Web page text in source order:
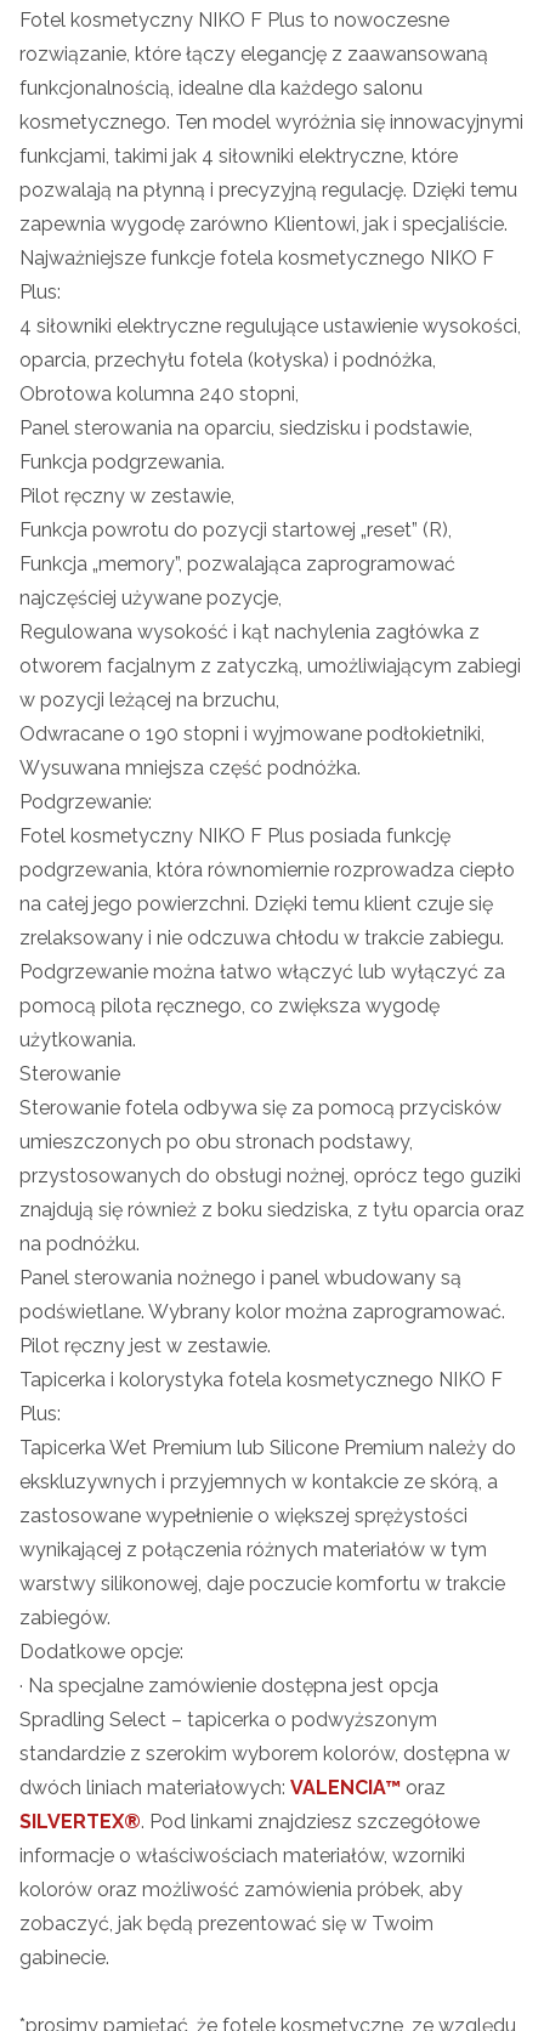
Fotel kosmetyczny NIKO F Plus to nowoczesne
rozwiązanie, które łączy elegancję z zaawansowaną
funkcjonalnością, idealne dla każdego salonu
kosmetycznego. Ten model wyróżnia się innowacyjnymi
funkcjami, takimi jak 4 siłowniki elektryczne, które
pozwalają na płynną i precyzyjną regulację. Dzięki temu
zapewnia wygodę zarówno Klientowi, jak i specjaliście.
Najważniejsze funkcje fotela kosmetycznego NIKO F
Plus:
4 siłowniki elektryczne regulujące ustawienie wysokości,
oparcia, przechyłu fotela (kołyska) i podnóżka,
Obrotowa kolumna 240 stopni,
Panel sterowania na oparciu, siedzisku i podstawie,
Funkcja podgrzewania.
Pilot ręczny w zestawie,
Funkcja powrotu do pozycji startowej „reset” (R),
Funkcja „memory”, pozwalająca zaprogramować
najczęściej używane pozycje,
Regulowana wysokość i kąt nachylenia zagłówka z
otworem facjalnym z zatyczką, umożliwiającym zabiegi
w pozycji leżącej na brzuchu,
Odwracane o 190 stopni i wyjmowane podłokietniki,
Wysuwana mniejsza część podnóżka.
Podgrzewanie:
Fotel kosmetyczny NIKO F Plus posiada funkcję
podgrzewania, która równomiernie rozprowadza ciepło
na całej jego powierzchni. Dzięki temu klient czuje się
zrelaksowany i nie odczuwa chłodu w trakcie zabiegu.
Podgrzewanie można łatwo włączyć lub wyłączyć za
pomocą pilota ręcznego, co zwiększa wygodę
użytkowania.
Sterowanie
Sterowanie fotela odbywa się za pomocą przycisków
umieszczonych po obu stronach podstawy,
przystosowanych do obsługi nożnej, oprócz tego guziki
znajdują się również z boku siedziska, z tyłu oparcia oraz
na podnóżku.
Panel sterowania nożnego i panel wbudowany są
podświetlane. Wybrany kolor można zaprogramować.
Pilot ręczny jest w zestawie.
Tapicerka i kolorystyka fotela kosmetycznego NIKO F
Plus:
Tapicerka Wet Premium lub Silicone Premium należy do
ekskluzywnych i przyjemnych w kontakcie ze skórą, a
zastosowane wypełnienie o większej sprężystości
wynikającej z połączenia różnych materiałów w tym
warstwy silikonowej, daje poczucie komfortu w trakcie
zabiegów.
Dodatkowe opcje:
· Na specjalne zamówienie dostępna jest opcja
Spradling Select – tapicerka o podwyższonym
standardzie z szerokim wyborem kolorów, dostępna w
dwóch liniach materiałowych: VALENCIA™ oraz
SILVERTEX®. Pod linkami znajdziesz szczegółowe
informacje o właściwościach materiałów, wzorniki
kolorów oraz możliwość zamówienia próbek, aby
zobaczyć, jak będą prezentować się w Twoim
gabinecie.
*prosimy pamiętać, że fotele kosmetyczne, ze względu